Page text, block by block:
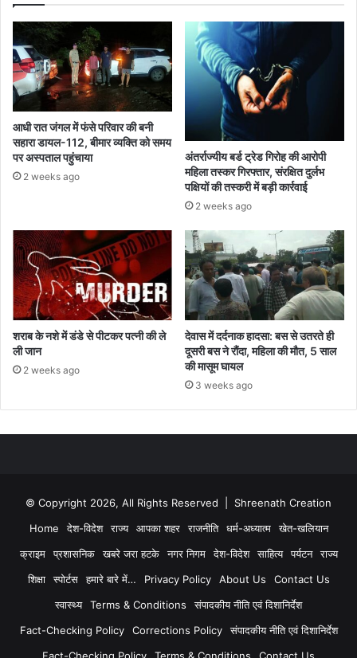
आधी रात जंगल में फंसे परिवार की बनी
सहारा डायल-112, बीमार व्यक्ति को समय
पर अस्पताल पहुंचाया
2 weeks ago
अंतर्राज्यीय बर्ड ट्रेड गिरोह की आरोपी
महिला तस्कर गिरफ्तार, संरक्षित दुर्लभ
पक्षियों की तस्करी में बड़ी कार्रवाई
2 weeks ago
शराब के नशे में डंडे से पीटकर पत्नी की ले
ली जान
2 weeks ago
देवास में दर्दनाक हादसा: बस से उतरते ही
दूसरी बस ने रौंदा, महिला की मौत, 5 साल
की मासूम घायल
3 weeks ago
© Copyright 2026, All Rights Reserved | Shreenath Creation
Home
देश-विदेश राज्य आपका शहर राजनीति धर्म-अध्यात्म
खेत-खलियान
क्राइम
प्रशासनिक खबरे जरा हटके नगर निगम देश-विदेश साहित्य पर्यटन
राज्य
शिक्षा
स्पोर्टस हमारे बारे में… Privacy Policy About Us
Contact Us
स्वास्थ्य
Terms & Conditions
संपादकीय नीति एवं दिशानिर्देश
Fact-Checking Policy
Corrections Policy
संपादकीय नीति एवं दिशानिर्देश
Fact-Checking Policy
Terms & Conditions Contact Us